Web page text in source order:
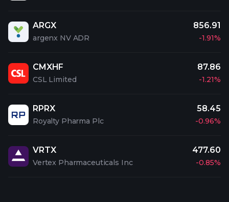
ARGX
argenx NV ADR
856.91
-1.91%
CMXHF
CSL Limited
87.86
-1.21%
RPRX
Royalty Pharma Plc
58.45
-0.96%
VRTX
Vertex Pharmaceuticals Inc
477.60
-0.85%